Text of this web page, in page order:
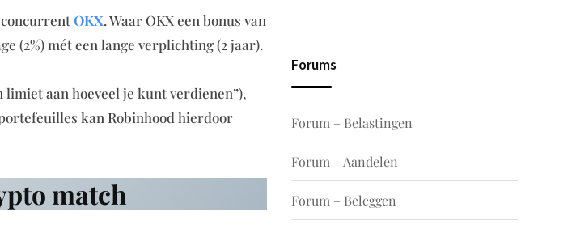
OKX. Waar OKX een bonus van
(2%) mét een lange verplichting (2 jaar).
limiet aan hoeveel je kunt verdienen”),
kan Robinhood hierdoor
match
Forums
Forum – Belastingen
Forum – Aandelen
Forum – Beleggen